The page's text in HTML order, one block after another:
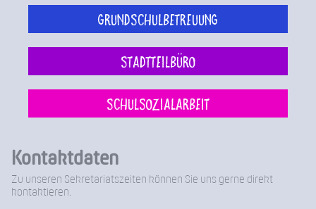
Grundschulbetreuung
Stadtteilbüro
Schulsozialarbeit
Kontaktdaten
Zu unseren Sekretariatszeiten können Sie uns gerne direkt
kontaktieren.